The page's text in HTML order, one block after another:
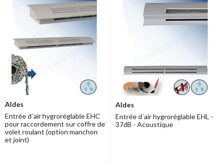
Aldes
Entrée d´air hygroréglable EHC
pour raccordement sur coffre de
volet roulant (option manchon
et joint)
Aldes
Entrée d´air hygroréglable EHL -
37dB - Acoustique